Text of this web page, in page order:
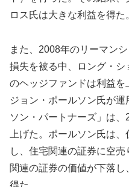
ロス氏は大きな利益を得た
また、2008年のリーマン
損失を被る中、ロング・
のヘッジファンドは利益
ジョン・ポールソン氏が
ソン・パートナーズ」は
上げた。ポールソン氏は
し、住宅関連の証券に空
関連の証券の価値が下落
得た。